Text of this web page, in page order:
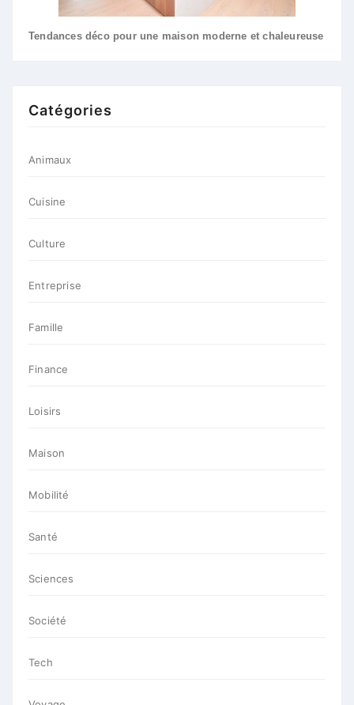
Tendances déco pour une maison moderne et chaleureuse
Catégories
Animaux
Cuisine
Culture
Entreprise
Famille
Finance
Loisirs
Maison
Mobilité
Santé
Sciences
Société
Tech